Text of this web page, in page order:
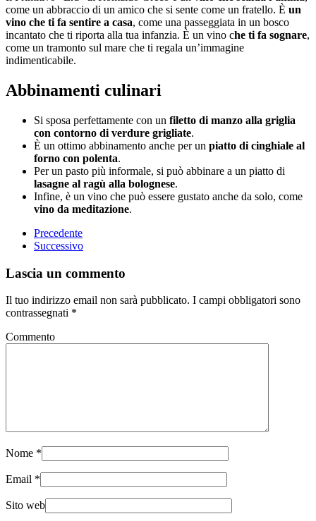
come un abbraccio di un amico che si sente come un fratello. È un
vino che ti fa sentire a casa, come una passeggiata in un bosco
incantato che ti riporta alla tua infanzia. È un vino che ti fa sognare,
come un tramonto sul mare che ti regala un’immagine
indimenticabile.
Abbinamenti culinari
Si sposa perfettamente con un filetto di manzo alla griglia
con contorno di verdure grigliate.
È un ottimo abbinamento anche per un piatto di cinghiale al
forno con polenta.
Per un pasto più informale, si può abbinare a un piatto di
lasagne al ragù alla bolognese.
Infine, è un vino che può essere gustato anche da solo, come
vino da meditazione.
Precedente
Successivo
Lascia un commento
Il tuo indirizzo email non sarà pubblicato. I campi obbligatori sono
contrassegnati *
Commento
Nome *
Email *
Sito web